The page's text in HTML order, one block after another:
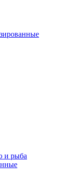
и рыба